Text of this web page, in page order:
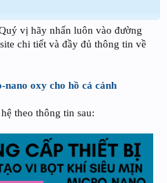
vị hãy nhấn luôn vào đường
chi tiết và đầy đủ thông tin về
oxy cho hồ cá cảnh
theo thông tin sau: